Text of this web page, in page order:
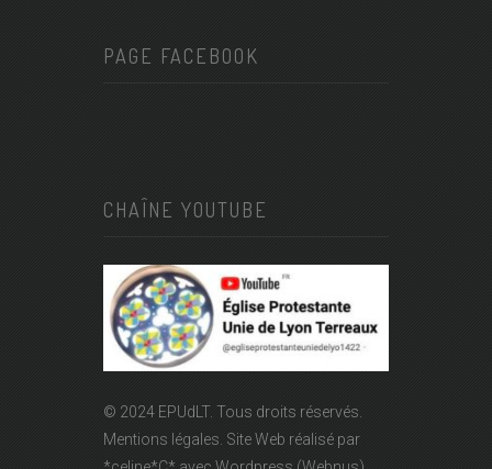
PAGE FACEBOOK
CHAÎNE YOUTUBE
© 2024 EPUdLT. Tous droits réservés.
Mentions légales. Site Web réalisé par